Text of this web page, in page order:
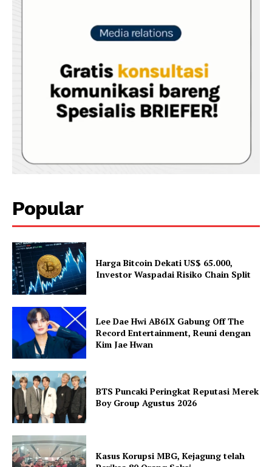
Popular
Harga Bitcoin Dekati US$ 65.000,
Investor Waspadai Risiko Chain Split
Lee Dae Hwi AB6IX Gabung Off The
Record Entertainment, Reuni dengan
Kim Jae Hwan
BTS Puncaki Peringkat Reputasi Merek
Boy Group Agustus 2026
Kasus Korupsi MBG, Kejagung telah